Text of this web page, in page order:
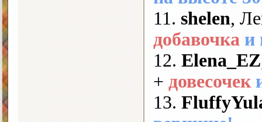
11. shelen,
добавочка и
12. Elena_EZ
+ довесочек
13.